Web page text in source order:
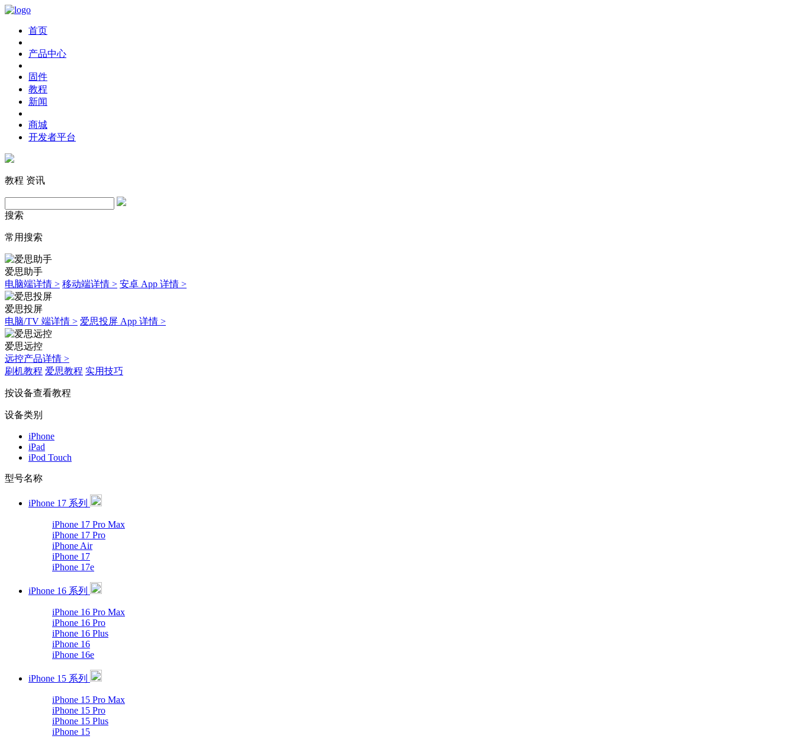
首页
产品中心
固件
教程
新闻
商城
开发者平台
教程 资讯
搜索
常用搜索
爱思助手
电脑端详情 > 移动端详情 > 安卓 App 详情 >
爱思投屏
电脑/TV 端详情 > 爱思投屏 App 详情 >
爱思远控
远控产品详情 >
刷机教程 爱思教程 实用技巧
按设备查看教程
设备类别
iPhone
iPad
iPod Touch
型号名称
iPhone 17 系列
iPhone 17 Pro Max
iPhone 17 Pro
iPhone Air
iPhone 17
iPhone 17e
iPhone 16 系列
iPhone 16 Pro Max
iPhone 16 Pro
iPhone 16 Plus
iPhone 16
iPhone 16e
iPhone 15 系列
iPhone 15 Pro Max
iPhone 15 Pro
iPhone 15 Plus
iPhone 15